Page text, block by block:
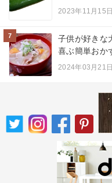
2023年11月15日
7
子供が好きな
喜ぶ簡単おか
2024年03月21日